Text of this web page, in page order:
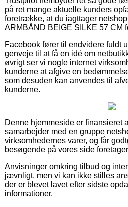
på ret mange aktuelle kunders
foretrække, at du iagttager
ARMBÅND BEIGE SILKE 57 CM
Facebook fører til endvidere fuldt
genveje til at få en idé om
øvrigt ser vi nogle internet
kunderne at afgive en
som desuden kan anvendes til
kunderne.
Denne hjemmeside er finansieret
samarbejder med en gruppe
virksomhedernes varer, og får
besøgende på vores side
Anvisninger omkring tilbud og
jævnligt, men vi kan ikke stilles
der er blevet lavet efter sidste
informationer.